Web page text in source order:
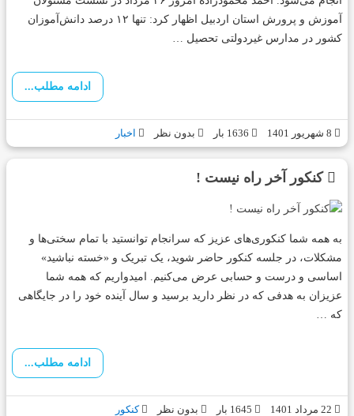
آموزش و پرورش استان اردبیل اظهار کرد: تنها ۱۲ درصد دانش‌آموزان
کشور در مدارس غیردولتی تحصیل …
ادامه مطلب...
بدون نظر اخبار
کنکور آخر راه نیست !
به همه شما کنکوری‌های عزیز که سرانجام توانستید با تمام سختی‌ها و
مشکلات، در جلسه کنکور حاضر شوید، یک تبریک و «خسته نباشید»
اساسی و درست و حسابی عرض می‌کنیم. امیدواریم که همه شما
عزیزان به هدفی که در نظر دارید برسید و سال آینده خود را در جایگاهی
که …
ادامه مطلب...
بدون نظر کنکور